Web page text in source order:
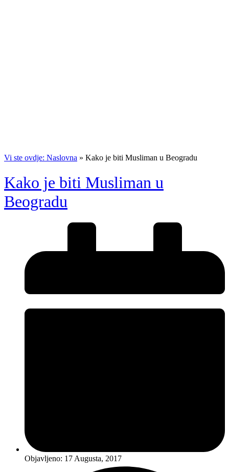
Vi ste ovdje: Naslovna » Kako je biti Musliman u Beogradu
Kako je biti Musliman u
Beogradu
Objavljeno: 17 Augusta, 2017